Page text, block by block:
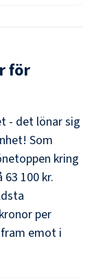
för
- det lönar sig
Som
kring
63 100 kr.
per
emot i